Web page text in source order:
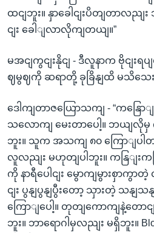
ထငျဘူး။ နှာခေါငျးပိတျတာလည
ငျး ခေါျလာလိုကျတယျ။”
မအငျကွငျးနိုငျ - ဒီလူနာက ဗိုငျ
ဈမွဈကို ဆရာတို့ ခုခြိနျထိ မသိသေး
ဒေါကျတာဇယြောသကျ - “ကနြေ
သလောကျ မေးတာပေါ့။ ဘယျလိုမှ
ဘူး။ သူက အသကျ ၈၀ ကြောျပါတယ
လူလညျး မဟုတျပါဘူး။ ကနြျးကန
ကို နာရီပေါငျး မွောကျမွားစှာကွ
ငျး ပွနျပွနျပွီးတော့ သှားတဲ့ သနျ
ကြောျပေါ့။ တုတျကောကျနဲ့တော
ဘူး။ ဘာရောဂါမှလညျး မရှိဘူး။